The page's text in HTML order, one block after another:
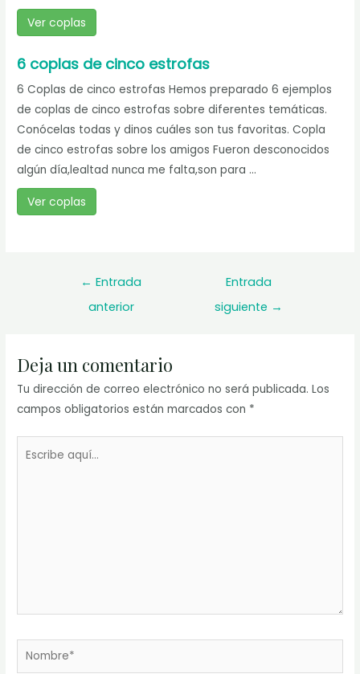
Ver coplas
6 coplas de cinco estrofas
6 Coplas de cinco estrofas Hemos preparado 6 ejemplos
de coplas de cinco estrofas sobre diferentes temáticas.
Conócelas todas y dinos cuáles son tus favoritas. Copla
de cinco estrofas sobre los amigos Fueron desconocidos
algún día,lealtad nunca me falta,son para ...
Ver coplas
Navegación
← Entrada
anterior
Entrada
siguiente →
Deja un comentario
Tu dirección de correo electrónico no será publicada. Los
campos obligatorios están marcados con *
Nombre*